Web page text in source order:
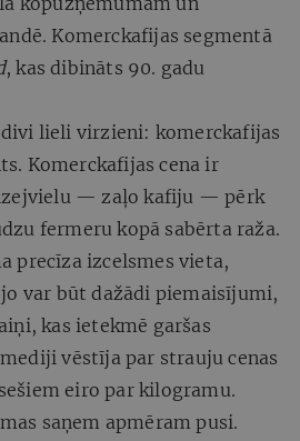
Komerckafijas segmentā
, kas dibināts 90. gadu
lieli virzieni: komerckafijas
Komerckafijas cena ir
— zaļo kafiju — pērk
fermeru kopā sabērta raža.
precīza izcelsmes vieta,
var būt dažādi piemaisījumi,
kas ietekmē garšas
vēstīja par strauju cenas
eiro par kilogramu.
saņem apmēram pusi.